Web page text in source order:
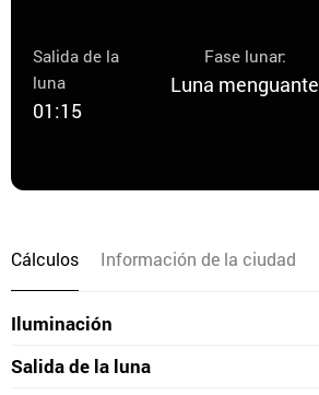
Salida de la
luna
01:15
Fase lunar:
Luna menguante
Cálculos Información de la ciudad
Iluminación
Salida de la luna